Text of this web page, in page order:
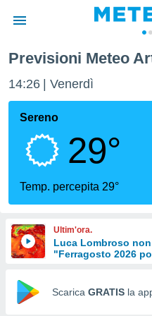
di
per
le
di
Web
Previsioni Meteo
14:26 Venerdì
Sereno
29°
Temp. percepita 29°
Ultim'ora.
Luca Lombroso
"Ferragosto 2026
Scarica GRATIS la